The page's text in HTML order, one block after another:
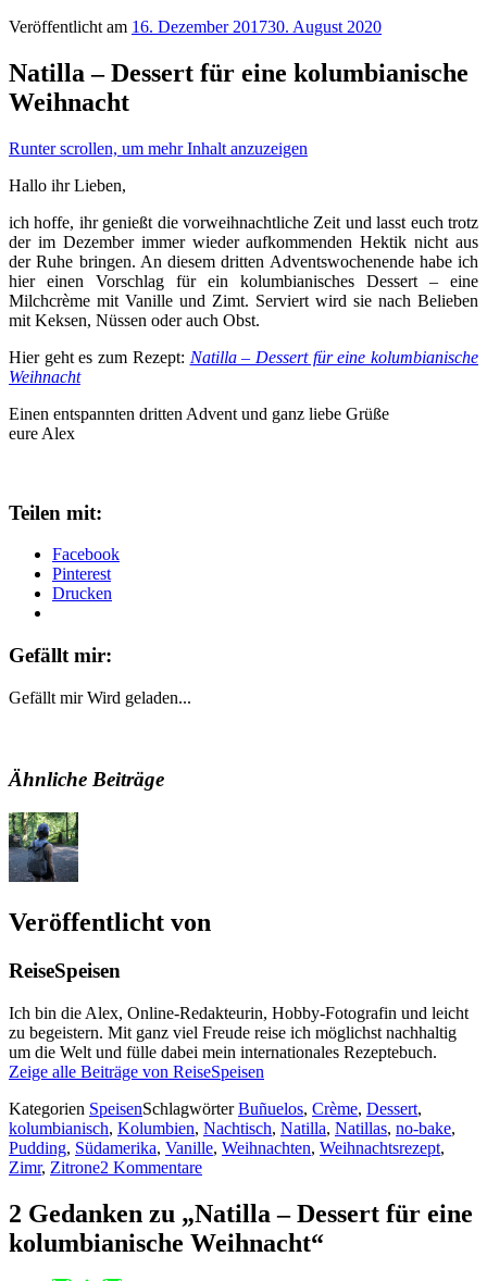
Veröffentlicht am 16. Dezember 201730. August 2020
Natilla – Dessert für eine kolumbianische
Weihnacht
Runter scrollen, um mehr Inhalt anzuzeigen
Hallo ihr Lieben,
ich hoffe, ihr genießt die vorweihnachtliche Zeit und lasst euch trotz
der im Dezember immer wieder aufkommenden Hektik nicht aus
der Ruhe bringen. An diesem dritten Adventswochenende habe ich
hier einen Vorschlag für ein kolumbianisches Dessert – eine
Milchcrème mit Vanille und Zimt. Serviert wird sie nach Belieben
mit Keksen, Nüssen oder auch Obst.
Hier geht es zum Rezept: Natilla – Dessert für eine kolumbianische
Weihnacht
Einen entspannten dritten Advent und ganz liebe Grüße
eure Alex
Teilen mit:
Facebook
Pinterest
Drucken
Gefällt mir:
Gefällt mir Wird geladen...
Ähnliche Beiträge
Veröffentlicht von
ReiseSpeisen
Ich bin die Alex, Online-Redakteurin, Hobby-Fotografin und leicht
zu begeistern. Mit ganz viel Freude reise ich möglichst nachhaltig
um die Welt und fülle dabei mein internationales Rezeptebuch.
Zeige alle Beiträge von ReiseSpeisen
Kategorien SpeisenSchlagwörterBuñuelos, Crème, Dessert,
kolumbianisch, Kolumbien, Nachtisch, Natilla, Natillas, no-bake,
Pudding, Südamerika, Vanille, Weihnachten, Weihnachtsrezept,
Zimr, Zitrone2 Kommentare
2 Gedanken zu „Natilla – Dessert für eine
kolumbianische Weihnacht“